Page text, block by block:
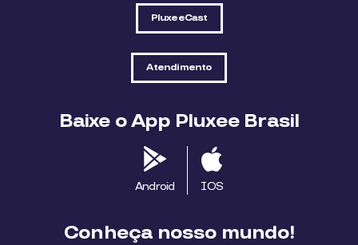
PluxeeCast
Atendimento
Baixe o App Pluxee Brasil
Android IOS
Conheça nosso mundo!